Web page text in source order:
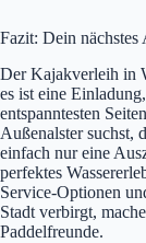
Fazit: Dein
Der Kajakverleih in
es ist eine
entspanntesten
Außenalster suchst,
einfach nur eine
perfektes
Service-Optionen
Stadt verbirgt,
Paddelfreunde.